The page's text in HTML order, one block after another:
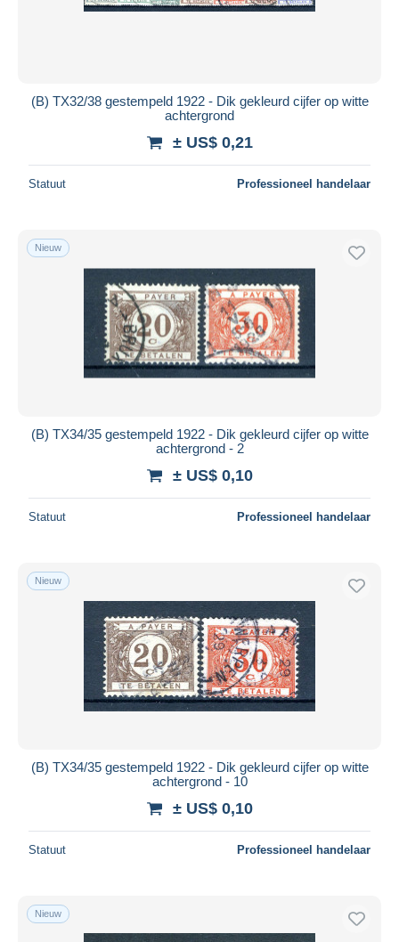
(B) TX32/38 gestempeld 1922 - Dik gekleurd cijfer op witte
achtergrond
± US$ 0,21
Statuut Professioneel handelaar
Nieuw
(B) TX34/35 gestempeld 1922 - Dik gekleurd cijfer op witte
achtergrond - 2
± US$ 0,10
Statuut Professioneel handelaar
Nieuw
(B) TX34/35 gestempeld 1922 - Dik gekleurd cijfer op witte
achtergrond - 10
± US$ 0,10
Statuut Professioneel handelaar
Nieuw